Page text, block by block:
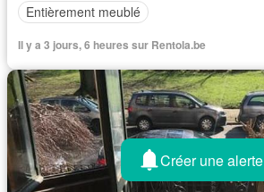
Entièrement meublé
Il y a 3 jours, 6 heures sur Rentola.be
Créer une alerte